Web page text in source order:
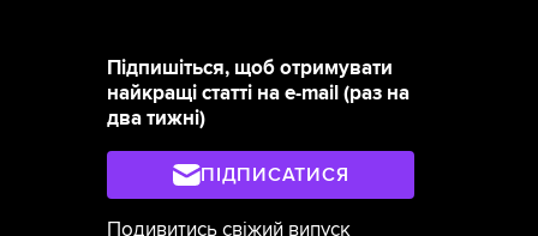
Підпишіться, щоб отримувати
найкращі статті на e-mail (раз на
два тижні)
ПІДПИСАТИСЯ
Подивитись свіжий випуск